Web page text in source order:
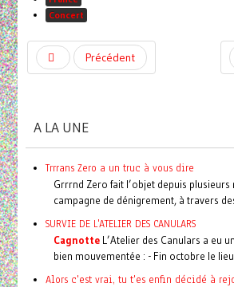
Concert
Précédent
A LA UNE
Trrrans Zero a un truc à vous dire
Grrrnd Zero fait l’objet depuis plusieurs
campagne de dénigrement, à travers des
SURVIE DE L'ATELIER DES CANULARS
CagnotteL’Atelier des Canulars a eu
bien mouvementée : - Fin octobre le lieu
Alors c'est vrai, tu t'es enfin décidé à